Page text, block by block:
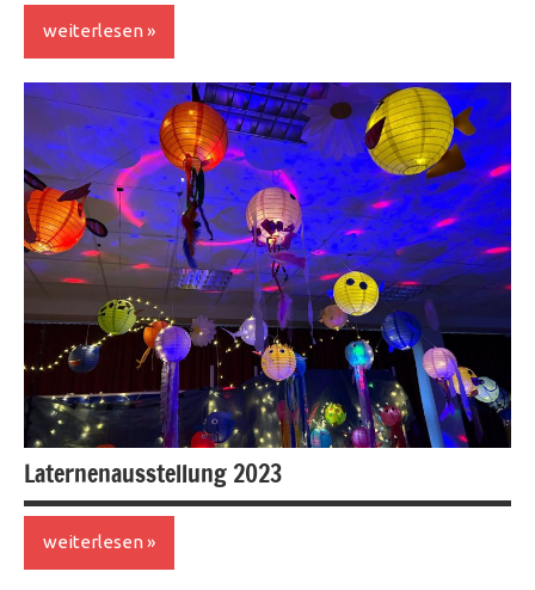
weiterlesen
Veranstaltungen
Laternenausstellung 2023
weiterlesen